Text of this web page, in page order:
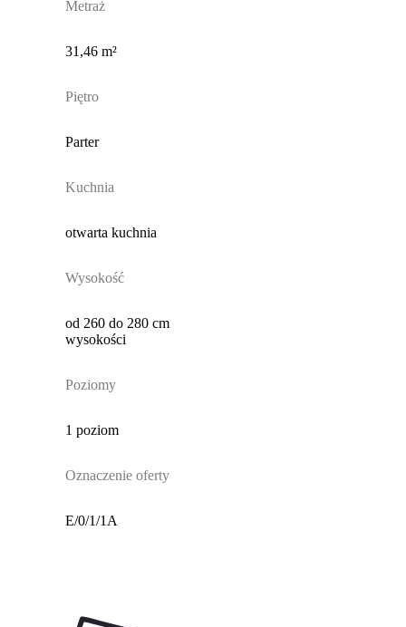
Metraż
31,46 m²
Piętro
Parter
Kuchnia
otwarta kuchnia
Wysokość
od 260 do 280 cm
wysokości
Poziomy
1 poziom
Oznaczenie oferty
E/0/1/1A